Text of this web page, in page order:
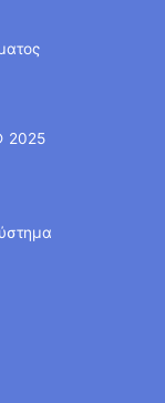
2025